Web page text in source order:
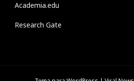
Academia.edu
Research Gate